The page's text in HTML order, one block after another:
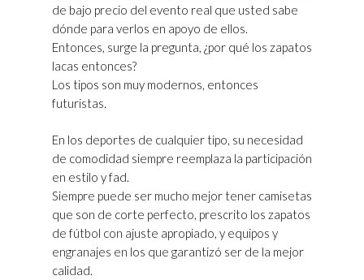
de bajo precio del evento real que usted sabe
dónde para verlos en apoyo de ellos.
Entonces, surge la pregunta, ¿por qué los zapatos
lacas entonces?
Los tipos son muy modernos, entonces
futuristas.
En los deportes de cualquier tipo, su necesidad
de comodidad siempre reemplaza la participación
en estilo y fad.
Siempre puede ser mucho mejor tener camisetas
que son de corte perfecto, prescrito los zapatos
de fútbol con ajuste apropiado, y equipos y
engranajes en los que garantizó ser de la mejor
calidad.